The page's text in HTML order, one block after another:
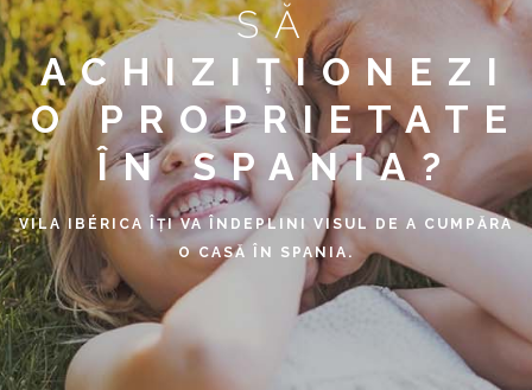
INTERFAȚĂ CLIENȚI
SĂ
ACHIZIȚIONEZI
O PROPRIETATE
ÎN SPANIA?
VILA IBÉRICA
ÎȚI VA ÎNDEPLINI VISUL DE A CUMPĂRA
O CASĂ ÎN SPANIA.